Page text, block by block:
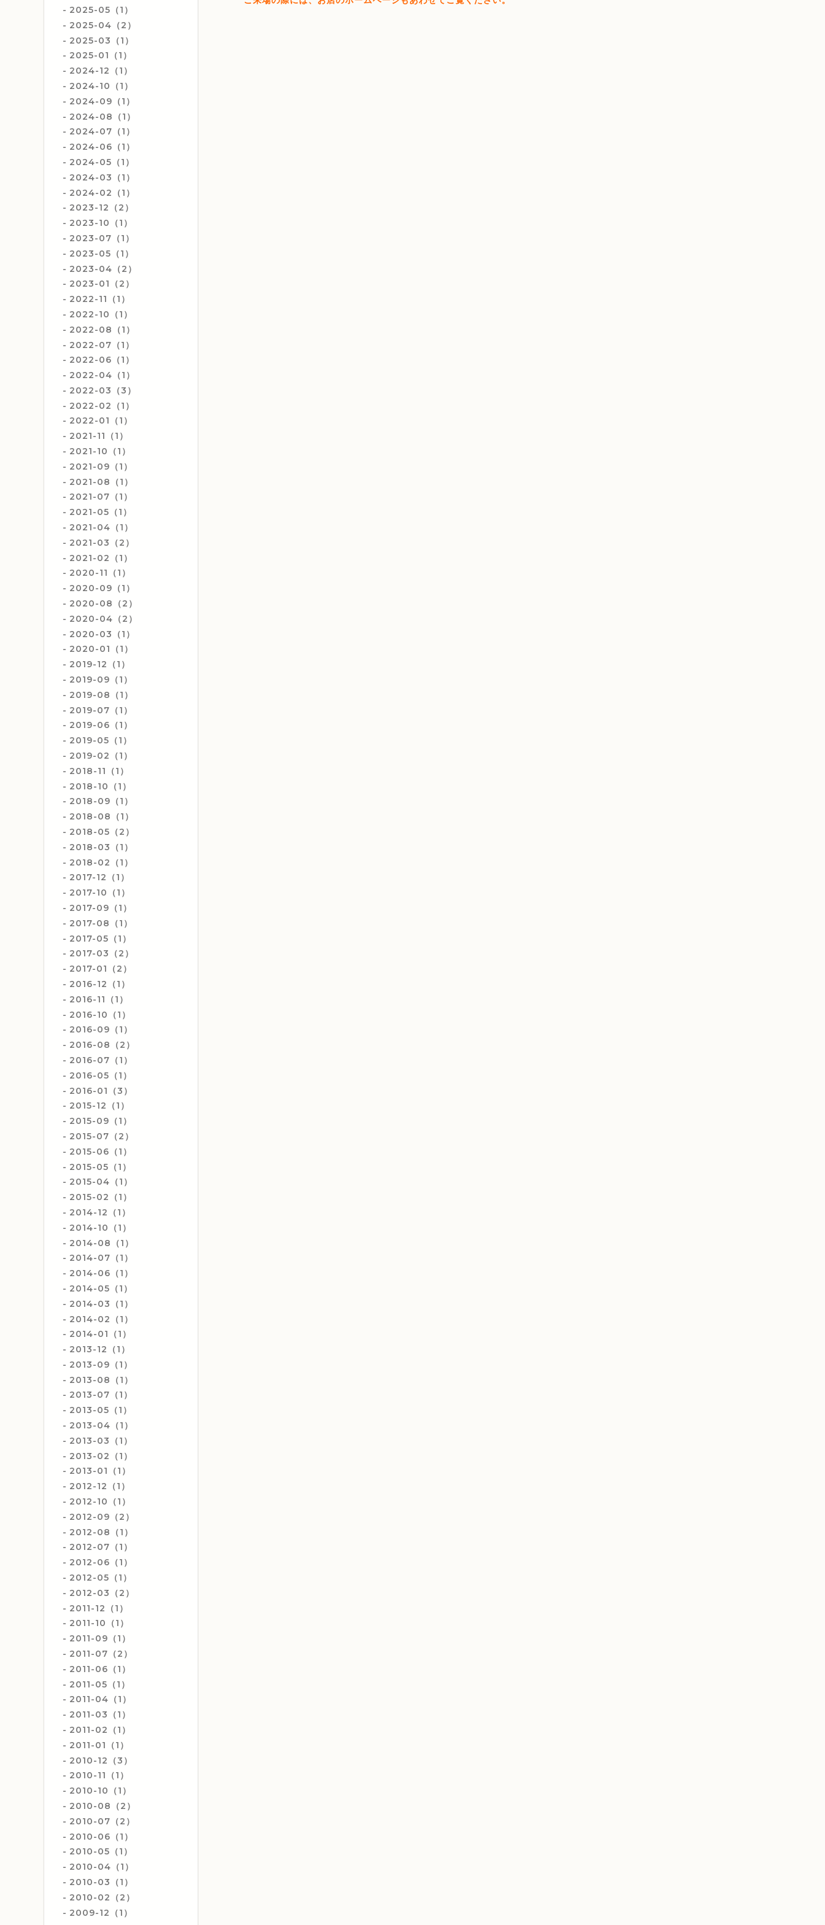
2025-05（1）
2025-04（2）
2025-03（1）
2025-01（1）
2024-12（1）
2024-10（1）
2024-09（1）
2024-08（1）
2024-07（1）
2024-06（1）
2024-05（1）
2024-03（1）
2024-02（1）
2023-12（2）
2023-10（1）
2023-07（1）
2023-05（1）
2023-04（2）
2023-01（2）
2022-11（1）
2022-10（1）
2022-08（1）
2022-07（1）
2022-06（1）
2022-04（1）
2022-03（3）
2022-02（1）
2022-01（1）
2021-11（1）
2021-10（1）
2021-09（1）
2021-08（1）
2021-07（1）
2021-05（1）
2021-04（1）
2021-03（2）
2021-02（1）
2020-11（1）
2020-09（1）
2020-08（2）
2020-04（2）
2020-03（1）
2020-01（1）
2019-12（1）
2019-09（1）
2019-08（1）
2019-07（1）
2019-06（1）
2019-05（1）
2019-02（1）
2018-11（1）
2018-10（1）
2018-09（1）
2018-08（1）
2018-05（2）
2018-03（1）
2018-02（1）
2017-12（1）
2017-10（1）
2017-09（1）
2017-08（1）
2017-05（1）
2017-03（2）
2017-01（2）
2016-12（1）
2016-11（1）
2016-10（1）
2016-09（1）
2016-08（2）
2016-07（1）
2016-05（1）
2016-01（3）
2015-12（1）
2015-09（1）
2015-07（2）
2015-06（1）
2015-05（1）
2015-04（1）
2015-02（1）
2014-12（1）
2014-10（1）
2014-08（1）
2014-07（1）
2014-06（1）
2014-05（1）
2014-03（1）
2014-02（1）
2014-01（1）
2013-12（1）
2013-09（1）
2013-08（1）
2013-07（1）
2013-05（1）
2013-04（1）
2013-03（1）
2013-02（1）
2013-01（1）
2012-12（1）
2012-10（1）
2012-09（2）
2012-08（1）
2012-07（1）
2012-06（1）
2012-05（1）
2012-03（2）
2011-12（1）
2011-10（1）
2011-09（1）
2011-07（2）
2011-06（1）
2011-05（1）
2011-04（1）
2011-03（1）
2011-02（1）
2011-01（1）
2010-12（3）
2010-11（1）
2010-10（1）
2010-08（2）
2010-07（2）
2010-06（1）
2010-05（1）
2010-04（1）
2010-03（1）
2010-02（2）
2009-12（1）